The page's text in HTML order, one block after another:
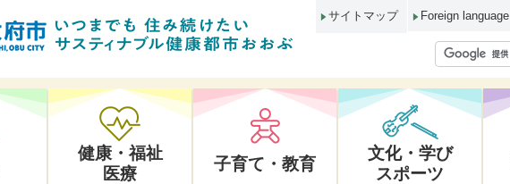
サイトマップ Foreign language
健康・福祉
医療
子育て・教育
文化・学び
スポーツ